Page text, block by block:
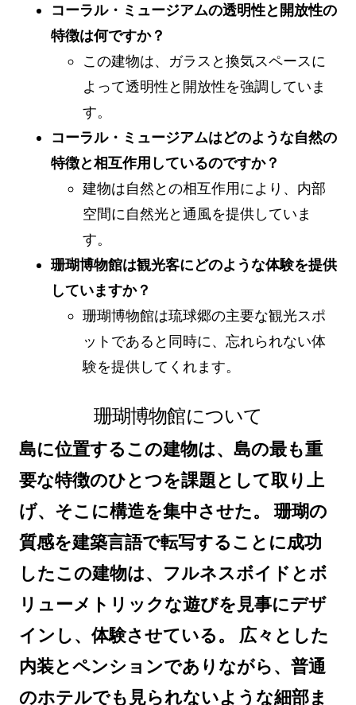
コーラル・ミュージアムの透明性と開放性の
特徴は何ですか？
この建物は、ガラスと換気スペースに
よって透明性と開放性を強調していま
す。
コーラル・ミュージアムはどのような自然の
特徴と相互作用しているのですか？
建物は自然との相互作用により、内部
空間に自然光と通風を提供していま
す。
珊瑚博物館は観光客にどのような体験を提供
していますか？
珊瑚博物館は琉球郷の主要な観光スポ
ットであると同時に、忘れられない体
験を提供してくれます。
珊瑚博物館について
島に位置するこの建物は、島の最も重
要な特徴のひとつを課題として取り上
げ、そこに構造を集中させた。 珊瑚の
質感を建築言語で転写することに成功
したこの建物は、フルネスボイドとボ
リューメトリックな遊びを見事にデザ
インし、体験させている。 広々とした
内装とペンションでありながら、普通
のホテルでも見られないような細部ま